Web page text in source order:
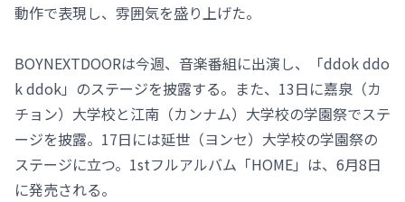
動作で表現し、雰囲気を盛り上げた。
BOYNEXTDOORは今週、音楽番組に出演し、「ddok ddo
k ddok」のステージを披露する。また、13日に嘉泉（カ
チョン）大学校と江南（カンナム）大学校の学園祭でステ
ージを披露。17日には延世（ヨンセ）大学校の学園祭の
ステージに立つ。1stフルアルバム「HOME」は、6月8日
に発売される。